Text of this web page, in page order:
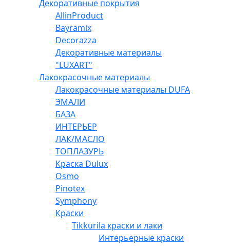
Декоративные покрытия
AllinProduct
Bayramix
Decorazza
Декоративные материалы
"LUXART"
Лакокрасочные материалы
Лакокрасочные материалы DUFA
ЭМАЛИ
БАЗА
ИНТЕРЬЕР
ЛАК/МАСЛО
ТОПЛАЗУРЬ
Краска Dulux
Osmo
Pinotex
Symphony
Краски
Tikkurila краски и лаки
Интерьерные краски